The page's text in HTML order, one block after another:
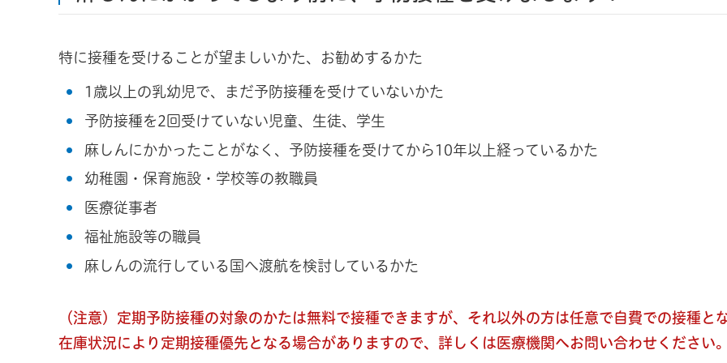
特に接種を受けることが望ましいかた、お勧めするかた
1歳以上の乳幼児で、まだ予防接種を受けていないかた
予防接種を2回受けていない児童、生徒、学生
麻しんにかかったことがなく、予防接種を受けてから10年以上経っているかた
幼稚園・保育施設・学校等の教職員
医療従事者
福祉施設等の職員
麻しんの流行している国へ渡航を検討しているかた
（注意）定期予防接種の対象のかたは無料で接種できますが、それ以外の方は任意で自費での接種とな
在庫状況により定期接種優先となる場合がありますので、詳しくは医療機関へお問い合わせください。